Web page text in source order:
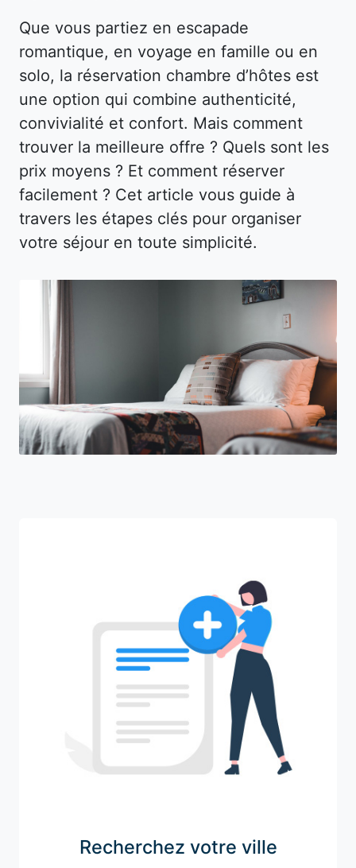
Que vous partiez en escapade
romantique, en voyage en famille ou en
solo, la réservation chambre d’hôtes est
une option qui combine authenticité,
convivialité et confort. Mais comment
trouver la meilleure offre ? Quels sont les
prix moyens ? Et comment réserver
facilement ? Cet article vous guide à
travers les étapes clés pour organiser
votre séjour en toute simplicité.
Recherchez votre ville